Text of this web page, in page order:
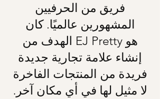
فريق من الحرفيين
المشهورين عالميًا. كان
الهدف من EJ Pretty هو
إنشاء علامة تجارية جديدة
فريدة من المنتجات الفاخرة
لا مثيل لها في أي مكان آخر.